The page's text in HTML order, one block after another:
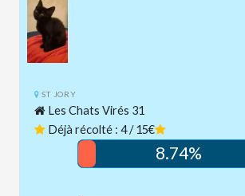
ST JORY
Les Chats Virés 31
Déjà récolté : 4 / 15€
8.74%